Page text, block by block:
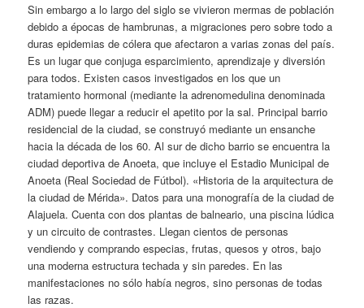
Sin embargo a lo largo del siglo se vivieron mermas de población
debido a épocas de hambrunas, a migraciones pero sobre todo a
duras epidemias de cólera que afectaron a varias zonas del país.
Es un lugar que conjuga esparcimiento, aprendizaje y diversión
para todos. Existen casos investigados en los que un
tratamiento hormonal (mediante la adrenomedulina denominada
ADM) puede llegar a reducir el apetito por la sal. Principal barrio
residencial de la ciudad, se construyó mediante un ensanche
hacia la década de los 60. Al sur de dicho barrio se encuentra la
ciudad deportiva de Anoeta, que incluye el Estadio Municipal de
Anoeta (Real Sociedad de Fútbol). «Historia de la arquitectura de
la ciudad de Mérida». Datos para una monografía de la ciudad de
Alajuela. Cuenta con dos plantas de balneario, una piscina lúdica
y un circuito de contrastes. Llegan cientos de personas
vendiendo y comprando especias, frutas, quesos y otros, bajo
una moderna estructura techada y sin paredes. En las
manifestaciones no sólo había negros, sino personas de todas
las razas.